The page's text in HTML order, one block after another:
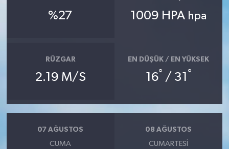
%27 1009 HPA hpa
RÜZGAR
2.19 M/S
EN DÜŞÜK / EN YÜKSEK
16° / 31 °
07 AĞUSTOS
CUMA
08 AĞUSTOS
CUMARTESI